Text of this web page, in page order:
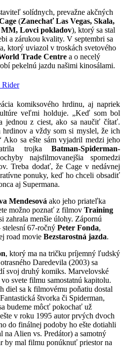
solídnych, prevažne akčných
(Zanechať Las Vegas, Skala,
MM, Lovci pokladov), ktorý sa stal
a zárukou kvality. V septembri sa
ktorý uviazol v troskách svetového
Trade Centre a o necelý
pekelnú jazdu našimi kinosálami.
komiksového hrdinu, aj napriek
veľmi holduje. „Keď som bol
jednou z ciest, ako sa naučiť čítať.
a vždy som si myslel, že ich
Ako sa ešte sám vyjadril medzi jeho
trojka Batman-Spiderman-
najsfilmovanejšia spomedzi
Treba dodať, že Cage v nedávnej
ponuky, keď ho chceli obsadiť
aj Supermana.
Mendesová ako jeho priateľka
možno poznať z filmov Training
zahrala menšie úlohy. Zápornú
67-ročný Peter Fonda,
road movie Bezstarostná jazda.
, ktorý ma na tričku príjemný ľudský
Daredevila (2003) sa
svoj druhý komiks. Marvelovské
svete filmu samostatnú kapitolu.
diel sa k filmovému poňatiu dostal
štvorka či Spiderman,
budeme môcť pokochať už
v roku 1995 autor prvých dvoch
do finálnej podoby ho ešte dotiahli
na Alien vs. Predátor) a samotný
by mal filmu ponúknuť priestor na